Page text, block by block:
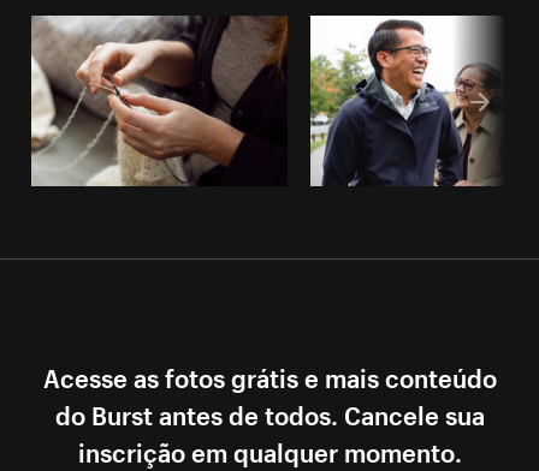
Acesse as fotos grátis e mais conteúdo
do Burst antes de todos. Cancele sua
inscrição em qualquer momento.